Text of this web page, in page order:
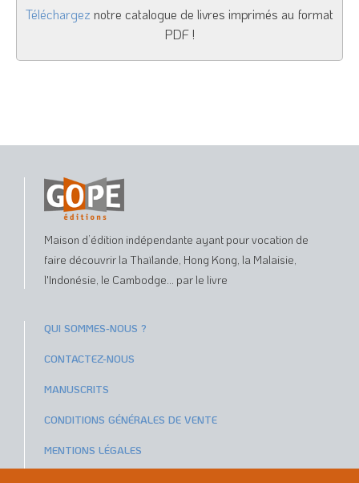
Téléchargez notre catalogue de livres imprimés au format
PDF !
Maison d’édition indépendante ayant pour vocation de
faire découvrir la Thaïlande, Hong Kong, la Malaisie,
l'Indonésie, le Cambodge... par le livre
QUI SOMMES-NOUS ?
CONTACTEZ-NOUS
MANUSCRITS
CONDITIONS GÉNÉRALES DE VENTE
MENTIONS LÉGALES